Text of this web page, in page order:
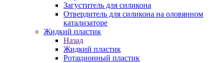
Загуститель для силикона
Отвердитель для силикона на оловянном
катализаторе
Жидкий пластик
Назад
Жидкий пластик
Ротационный пластик